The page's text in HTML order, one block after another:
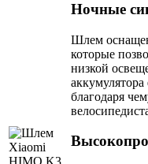
Ночные
Шлем
которые
низкой
благодаря